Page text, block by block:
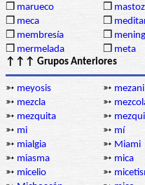
❒ marueco ❒
❒ meca ❒
❒ membresía ❒
❒ mermelada ❒ meta
↑↑↑ Grupos Anteriores
➳ meyosis ➳
➳ mezcla ➳
➳ mezquita ➳
➳ mi ➳ mí
➳ mialgia ➳ Miami
➳ miasma ➳ mica
➳ micelio ➳